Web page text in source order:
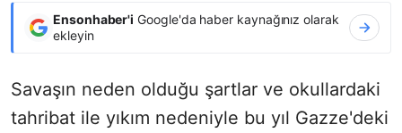
Ensonhaber'i Google'da haber kaynağınız olarak
ekleyin
Savaşın neden olduğu şartlar ve okullardaki
tahribat ile yıkım nedeniyle bu yıl Gazze'deki